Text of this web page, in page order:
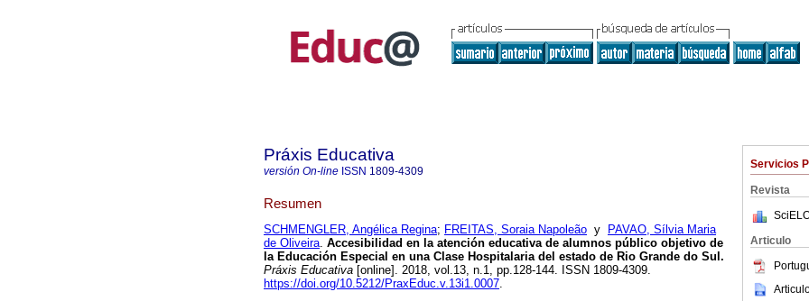
Servicios
Revista
Articulo
Práxis Educativa
versión On-line ISSN 1809-4309
Resumen
SCHMENGLER, Angélica Regina; FREITAS, Soraia Napoleão y
PAVAO, Sílvia Maria
de Oliveira. Accesibilidad en la atención educativa de alumnos público objetivo de
la Educación Especial en una Clase Hospitalaria del estado de Rio Grande do Sul.
Práxis Educativa [online]. 2018, vol.13, n.1, pp.128-144. ISSN 1809-4309.
https://doi.org/10.5212/PraxEduc.v.13i1.0007.